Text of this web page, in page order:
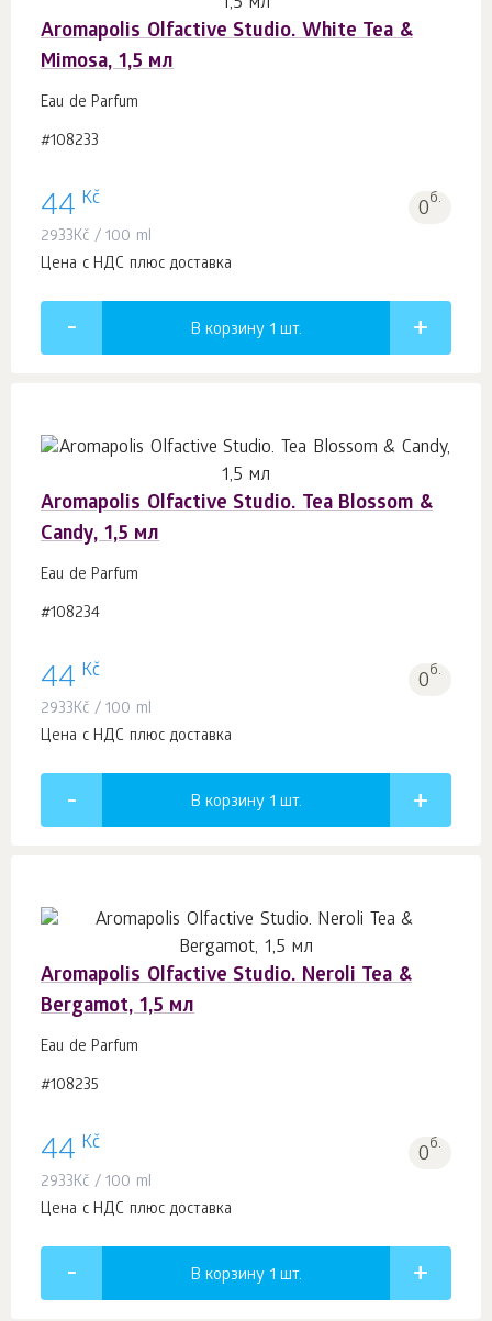
Aromapolis Olfactive Studio. White Tea &
Mimosa, 1,5 мл
Eau de Parfum
#108233
44 Kč 0б.
2933Kč / 100 ml
Цена с НДС плюс доставка
В корзину 1 шт.
Aromapolis Olfactive Studio. Tea Blossom &
Candy, 1,5 мл
Eau de Parfum
#108234
44 Kč 0б.
2933Kč / 100 ml
Цена с НДС плюс доставка
В корзину 1 шт.
Aromapolis Olfactive Studio. Neroli Tea &
Bergamot, 1,5 мл
Eau de Parfum
#108235
44 Kč 0б.
2933Kč / 100 ml
Цена с НДС плюс доставка
В корзину 1 шт.